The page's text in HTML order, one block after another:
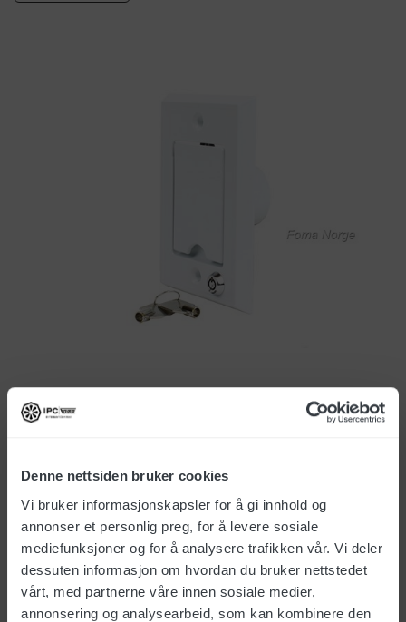
Denne nettsiden bruker cookies
Vi bruker informasjonskapsler for å gi innhold og
annonser et personlig preg, for å levere sosiale
mediefunksjoner og for å analysere trafikken vår. Vi deler
dessuten informasjon om hvordan du bruker nettstedet
vårt, med partnerne våre innen sosiale medier,
annonsering og analysearbeid, som kan kombinere den
Art.nr.: 182411
Handlekurven er midlertidig utilgjengelig.
The shopping cart is temporarily unavailable.